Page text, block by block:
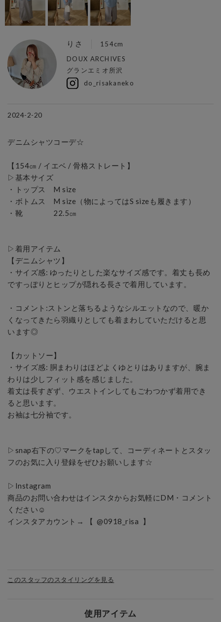
グランエミオ所沢
りさ
154cm
DOUX ARCHIVES
do_risakaneko
2024-2-20
デニムシャツコーデ☆
【154㎝ / イエベ / 骨格ストレート】
▷基本サイズ
・トップス　M size
・ボトムス　M size（物によってはS sizeも履きます）
・靴　　　　22.5㎝
▷着用アイテム
【デニムシャツ】
・サイズ感: ゆったりとした楽なサイズ感です。着丈も長め
ですっぽりとヒップが隠れる長さで着用しています。
・コメント:ストンと落ちるようなシルエットなので、暖か
くなってきたら羽織りとしても着まわしていただけると思
います◎
【カットソー】
・サイズ感: 胴まわりはほどよくゆとりはありますが、腕ま
わりは少しフィット感を感じました。
着丈は長すぎず、ウエストインしてもごわつかず着用でき
ると思います。
お袖は七分袖です。
▷snap右下の♡マークをtapして、コーディネートとスタッ
フのお気に入り登録をぜひお願いします☆
▷Instagram
商品のお問い合わせはインスタからお気軽にDM・コメント
ください☺︎
インスタアカウント→ 【  @0918_risa  】
このスタッフのスタイリングを見る
使用アイテム